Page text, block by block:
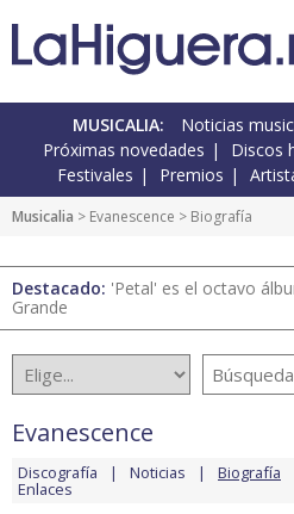
MUSICALIA: Noticias
Próximas novedades
Discos
Festivales
Premios
Musicalia > Evanescence > Biografía
Destacado: 'Petal' es el octavo
Grande
Evanescence
Discografía Noticias Biografía
Enlaces